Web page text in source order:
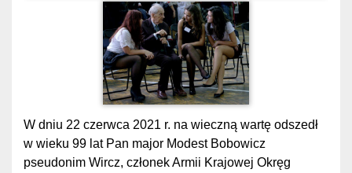
W dniu 22 czerwca 2021 r. na wieczną wartę odszedł
w wieku 99 lat Pan major Modest Bobowicz
pseudonim Wircz, członek Armii Krajowej Okręg